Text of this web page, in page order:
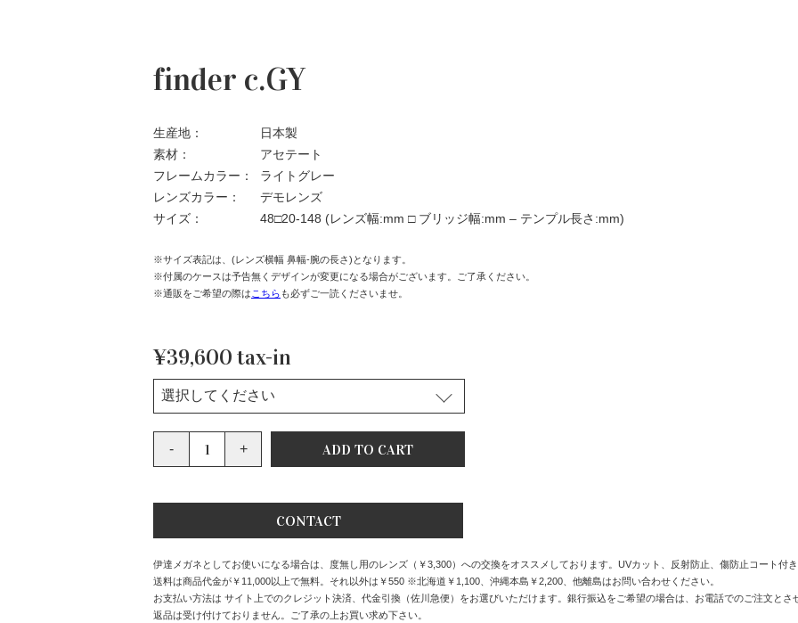
finder c.GY
生産地：
日本製
素材：
アセテート
フレームカラー：
ライトグレー
レンズカラー：
デモレンズ
サイズ：
48□20-148 (レンズ幅:mm □ ブリッジ幅:mm – テンプル長さ:mm)
※サイズ表記は、(レンズ横幅 鼻幅-腕の長さ)となります。
※付属のケースは予告無くデザインが変更になる場合がございます。ご了承ください。
※通販をご希望の際は こちら も必ずご一読くださいませ。
¥39,600 tax-in
CONTACT
伊達メガネとしてお使いになる場合は、度無し用のレンズ（￥3,300）への交換をオススメしております。UVカット、反射防止、傷防止コート付き
送料は商品代金が￥11,000以上で無料。それ以外は￥550 ※北海道￥1,100、沖縄本島￥2,200、他離島はお問い合わせください。
お支払い方法は サイト上でのクレジット決済、代金引換（佐川急便）をお選びいただけます。銀行振込をご希望の場合は、お電話でのご注文とさ
返品は受け付けておりません。ご了承の上お買い求め下さい。